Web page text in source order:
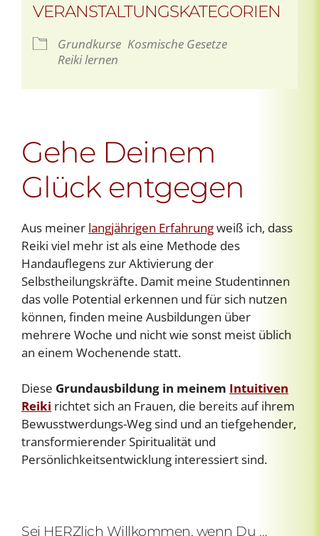
VERANSTALTUNGSKATEGORIEN
Grundkurse Kosmische Gesetze
Reiki lernen
Gehe Deinem
Glück entgegen
Aus meiner langjährigen Erfahrungweiß ich, dass
Reiki viel mehr ist als eine Methode des
Handauflegens zur Aktivierung der
Selbstheilungskräfte. Damit meine Studentinnen
das volle Potential erkennen und für sich nutzen
können, finden meine Ausbildungen über
mehrere Woche und nicht wie sonst meist üblich
an einem Wochenende statt.
Diese Grundausbildung in meinem Intuitiven
Reiki richtet sich an Frauen, die bereits auf ihrem
Bewusstwerdungs-Weg sind und an tiefgehender,
transformierender Spiritualität und
Persönlichkeitsentwicklung interessiert sind.
Sei HERZlich Willkommen, wenn Du …